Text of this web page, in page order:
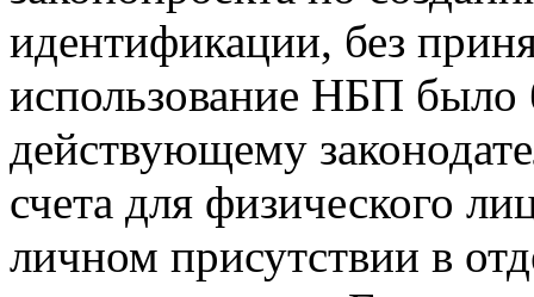
идентификации, без
использование НБП
действующему
счета для физического
личном присутствии в